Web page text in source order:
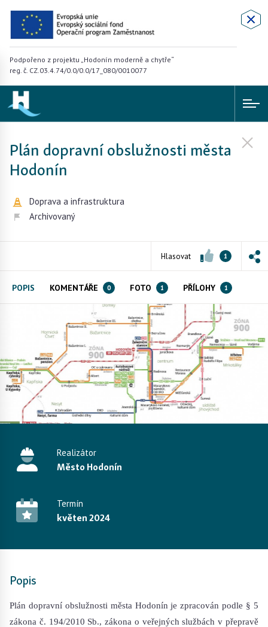
Podpořeno z projektu „Hodonín moderně a chytře“
reg. č. CZ.03.4.74/0.0/0.0/17_080/0010077
Plán dopravní obslužnosti města
Hodonín
Doprava a infrastruktura
Archivovaný
Hlasovat 1
POPIS KOMENTÁŘE 0 FOTO 1 PŘÍLOHY 1
Realizátor
Město Hodonín
Termín
květen 2024
Popis
Plán dopravní obslužnosti města Hodonín je zpracován podle § 5
zákona č. 194/2010 Sb., zákona o veřejných službách v přepravě